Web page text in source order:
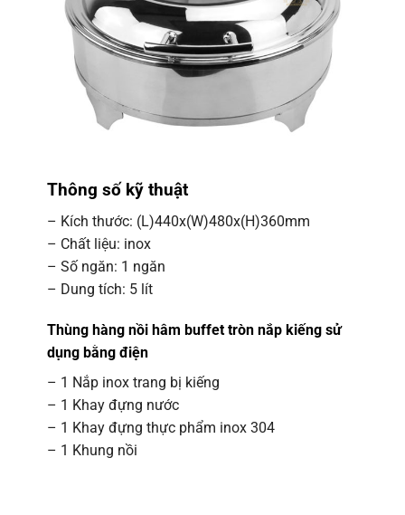
Thông số kỹ thuật
– Kích thước: (L)440x(W)480x(H)360mm
– Chất liệu: inox
– Số ngăn: 1 ngăn
– Dung tích: 5 lít
Thùng hàng nồi hâm buffet tròn nắp kiếng sử
dụng bằng điện
– 1 Nắp inox trang bị kiếng
– 1 Khay đựng nước
– 1 Khay đựng thực phẩm inox 304
– 1 Khung nồi